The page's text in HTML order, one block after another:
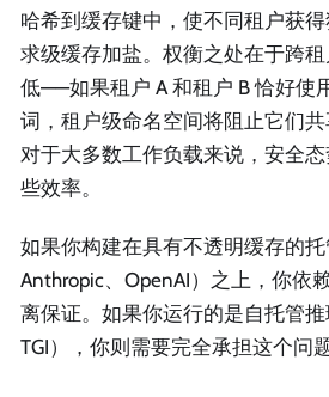
哈希到缓存键中，使不同租户获
求级缓存加盐。权衡之处在于跨
低——如果租户 A 和租户 B 恰好使
词，租户级命名空间将阻止它们共
对于大多数工作负载来说，安全
些效率。
如果你构建在具有不透明缓存的
Anthropic、OpenAI）之上，你依
离保证。如果你运行的是自托管推
TGI），你则需要完全承担这个问题